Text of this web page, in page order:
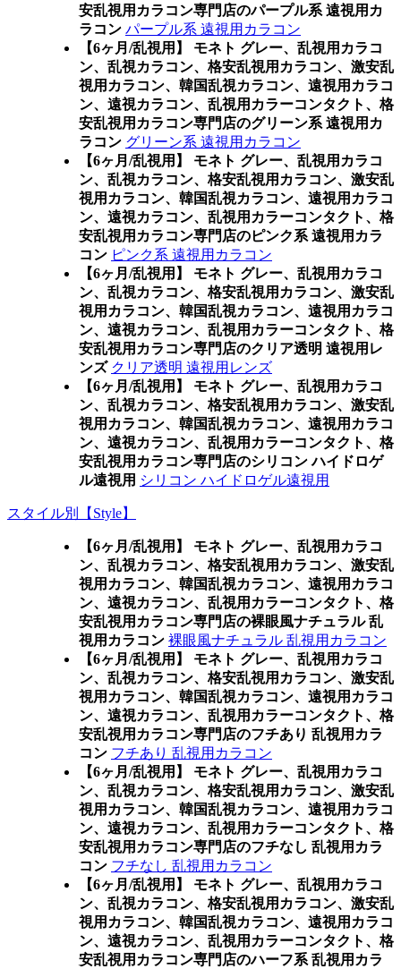
安乱視用カラコン専門店のパープル系 遠視用カ
ラコン パープル系 遠視用カラコン
【6ヶ月/乱視用】 モネト グレー、乱視用カラコ
ン、乱視カラコン、格安乱視用カラコン、激安乱
視用カラコン、韓国乱視カラコン、遠視用カラコ
ン、遠視カラコン、乱視用カラーコンタクト、格
安乱視用カラコン専門店のグリーン系 遠視用カ
ラコン グリーン系 遠視用カラコン
【6ヶ月/乱視用】 モネト グレー、乱視用カラコ
ン、乱視カラコン、格安乱視用カラコン、激安乱
視用カラコン、韓国乱視カラコン、遠視用カラコ
ン、遠視カラコン、乱視用カラーコンタクト、格
安乱視用カラコン専門店のピンク系 遠視用カラ
コン ピンク系 遠視用カラコン
【6ヶ月/乱視用】 モネト グレー、乱視用カラコ
ン、乱視カラコン、格安乱視用カラコン、激安乱
視用カラコン、韓国乱視カラコン、遠視用カラコ
ン、遠視カラコン、乱視用カラーコンタクト、格
安乱視用カラコン専門店のクリア透明 遠視用レ
ンズ クリア透明 遠視用レンズ
【6ヶ月/乱視用】 モネト グレー、乱視用カラコ
ン、乱視カラコン、格安乱視用カラコン、激安乱
視用カラコン、韓国乱視カラコン、遠視用カラコ
ン、遠視カラコン、乱視用カラーコンタクト、格
安乱視用カラコン専門店のシリコン ハイドロゲ
ル遠視用 シリコン ハイドロゲル遠視用
スタイル別【Style】
【6ヶ月/乱視用】 モネト グレー、乱視用カラコ
ン、乱視カラコン、格安乱視用カラコン、激安乱
視用カラコン、韓国乱視カラコン、遠視用カラコ
ン、遠視カラコン、乱視用カラーコンタクト、格
安乱視用カラコン専門店の裸眼風ナチュラル 乱
視用カラコン 裸眼風ナチュラル 乱視用カラコン
【6ヶ月/乱視用】 モネト グレー、乱視用カラコ
ン、乱視カラコン、格安乱視用カラコン、激安乱
視用カラコン、韓国乱視カラコン、遠視用カラコ
ン、遠視カラコン、乱視用カラーコンタクト、格
安乱視用カラコン専門店のフチあり 乱視用カラ
コン フチあり 乱視用カラコン
【6ヶ月/乱視用】 モネト グレー、乱視用カラコ
ン、乱視カラコン、格安乱視用カラコン、激安乱
視用カラコン、韓国乱視カラコン、遠視用カラコ
ン、遠視カラコン、乱視用カラーコンタクト、格
安乱視用カラコン専門店のフチなし 乱視用カラ
コン フチなし 乱視用カラコン
【6ヶ月/乱視用】 モネト グレー、乱視用カラコ
ン、乱視カラコン、格安乱視用カラコン、激安乱
視用カラコン、韓国乱視カラコン、遠視用カラコ
ン、遠視カラコン、乱視用カラーコンタクト、格
安乱視用カラコン専門店のハーフ系 乱視用カラ